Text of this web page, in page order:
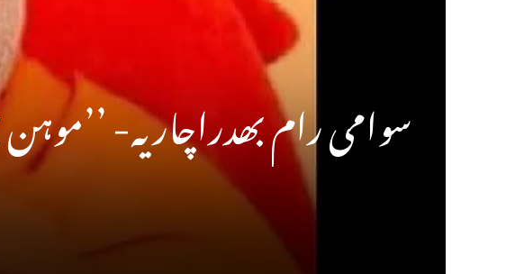
سوامی رام بھدراچاریہ-